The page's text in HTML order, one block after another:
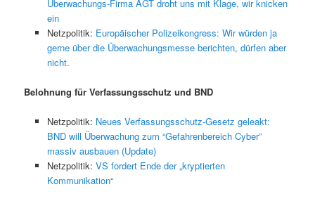
Überwachungs-Firma AGT droht uns mit Klage, wir knicken
ein
Netzpolitik: Europäischer Polizeikongress: Wir würden ja
gerne über die Überwachungsmesse berichten, dürfen aber
nicht.
Belohnung für Verfassungsschutz und BND
Netzpolitik: Neues Verfassungsschutz-Gesetz geleakt:
BND will Überwachung zum “Gefahrenbereich Cyber”
massiv ausbauen (Update)
Netzpolitik: VS fordert Ende der „kryptierten
Kommunikation“